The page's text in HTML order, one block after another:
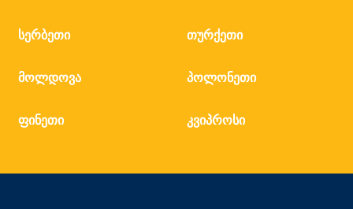
სერბეთი თურქეთი
მოლდოვა პოლონეთი
ფინეთი კვიპროსი